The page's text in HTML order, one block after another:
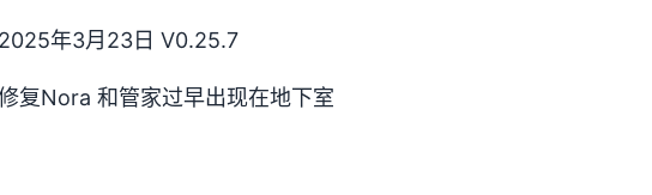
2025年3月23日 V0.25.7
复Nora 和管家过早出现在地下室